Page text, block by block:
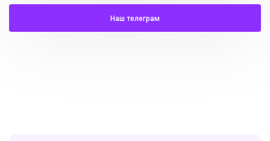
Наш телеграм